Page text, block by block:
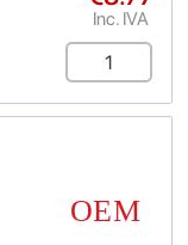
Inc. IVA